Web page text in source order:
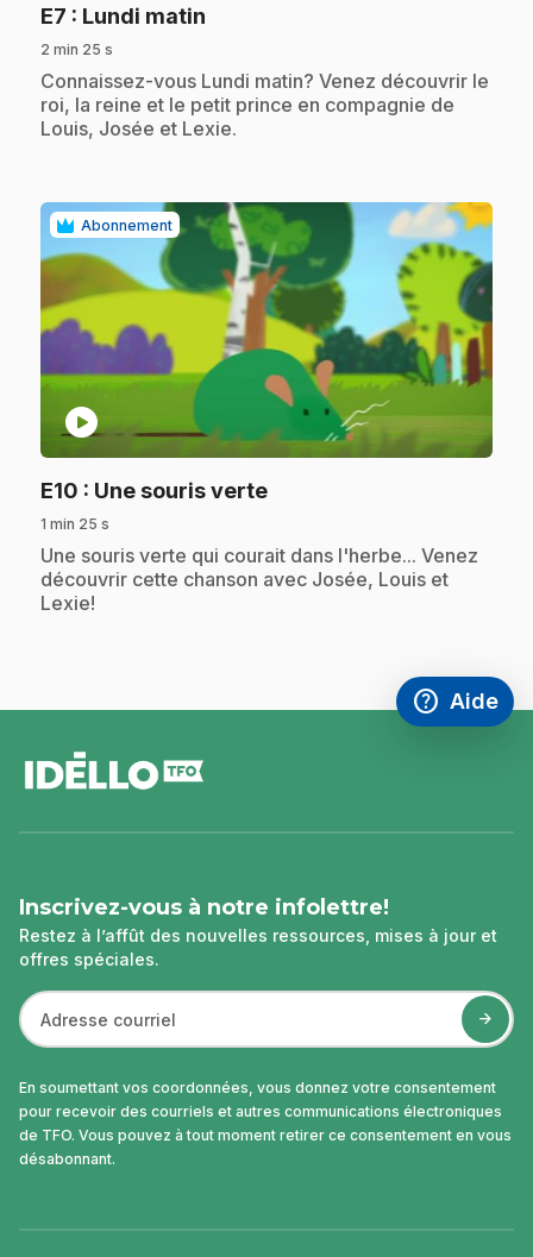
E7 : Lundi matin
2 min 25 s
.Connaissez-vous Lundi matin? Venez découvrir le
roi, la reine et le petit prince en compagnie de
Louis, Josée et Lexie.
Abonnement
play_circle
E10 : Une souris verte.
1 min 25 s
.Une souris verte qui courait dans l'herbe... Venez
découvrir cette chanson avec Josée, Louis et
Lexie!
help
Accéder à
Aide
,Ce lien
de
page
Inscrivez-vous à notre infolettre!
Restez à l’affût des nouvelles ressources, mises à jour et
offres spéciales.
En soumettant vos coordonnées, vous donnez votre consentement
pour recevoir des courriels et autres communications électroniques
de TFO. Vous pouvez à tout moment retirer ce consentement en vous
désabonnant.